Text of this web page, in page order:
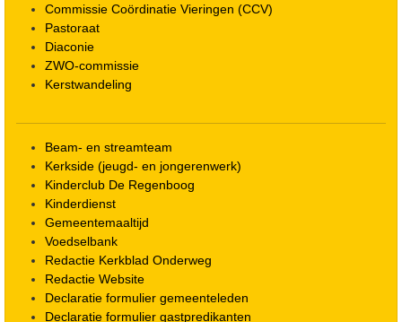
Commissie Coördinatie Vieringen (CCV)
Pastoraat
Diaconie
ZWO-commissie
Kerstwandeling
Beam- en streamteam
Kerkside (jeugd- en jongerenwerk)
Kinderclub De Regenboog
Kinderdienst
Gemeentemaaltijd
Voedselbank
Redactie Kerkblad Onderweg
Redactie Website
Declaratie formulier gemeenteleden
Declaratie formulier gastpredikanten